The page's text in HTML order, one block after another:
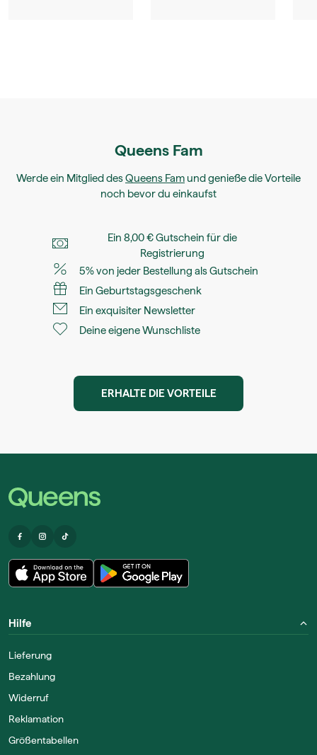
Queens Fam
Werde ein Mitglied desQueens Fam und genieße die Vorteile
noch bevor du einkaufst
Ein 8,00 € Gutschein für die
Registrierung
5% von jeder Bestellung als Gutschein
Ein Geburtstagsgeschenk
Ein exquisiter Newsletter
Deine eigene Wunschliste
ERHALTE DIE VORTEILE
Hilfe
Lieferung
Bezahlung
Widerruf
Reklamation
Größentabellen